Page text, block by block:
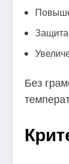
Защита
Без